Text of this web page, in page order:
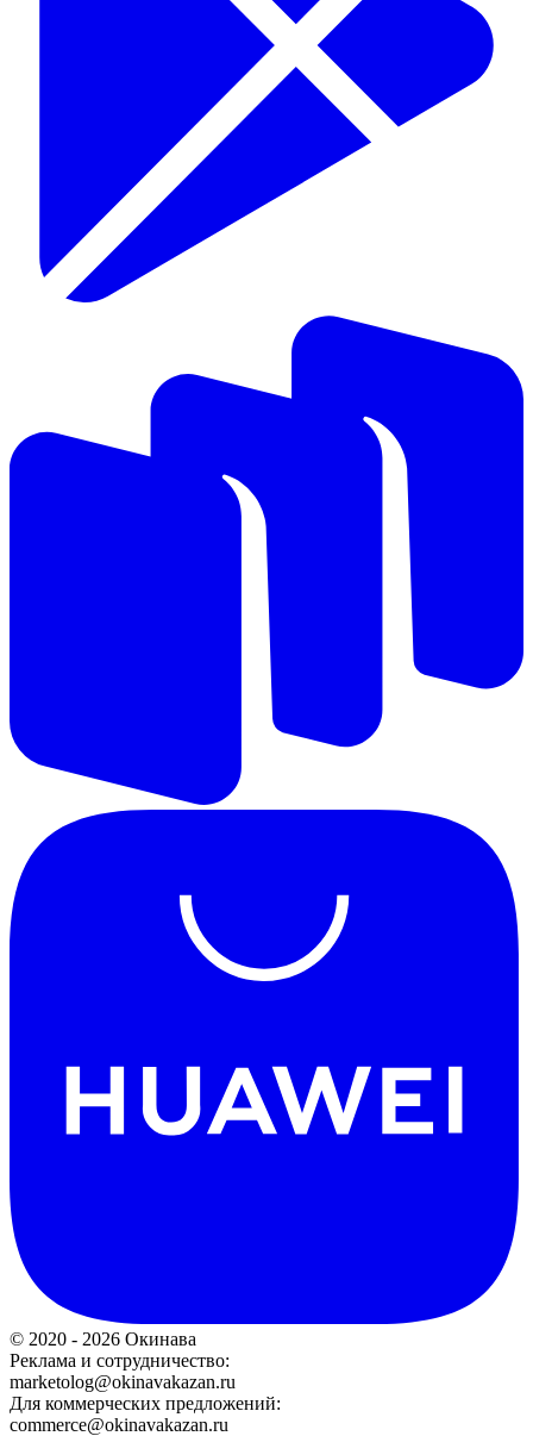
© 2020 - 2026 Окинава
Реклама и сотрудничество:
marketolog@okinavakazan.ru
Для коммерческих предложений:
commerce@okinavakazan.ru